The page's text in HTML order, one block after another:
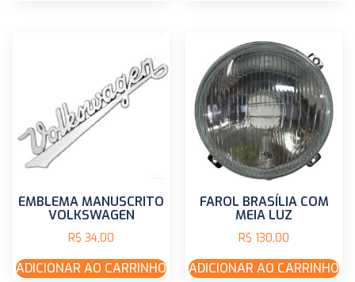
EMBLEMA MANUSCRITO
VOLKSWAGEN
R$ 34,00
ADICIONAR AO CARRINHO
FAROL BRASÍLIA COM
MEIA LUZ
R$ 130,00
ADICIONAR AO CARRINHO